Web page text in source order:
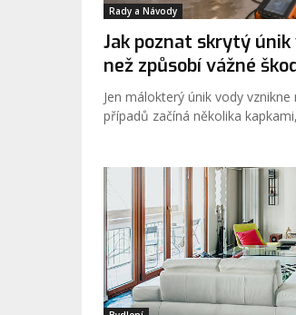
Rady a Návody
Jak poznat skrytý
než způsobí vážné
Jen málokterý únik vody vznikne
případů začíná několika